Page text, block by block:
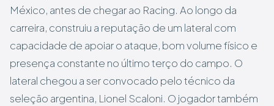
México, antes de chegar ao Racing. Ao longo da
carreira, construiu a reputação de um lateral com
capacidade de apoiar o ataque, bom volume físico e
presença constante no último terço do campo. O
lateral chegou a ser convocado pelo técnico da
seleção argentina, Lionel Scaloni. O jogador também